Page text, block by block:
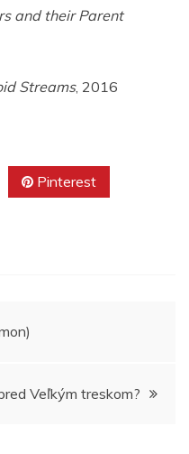
and their Parent
Streams, 2016
Pinterest
Veľkým treskom?